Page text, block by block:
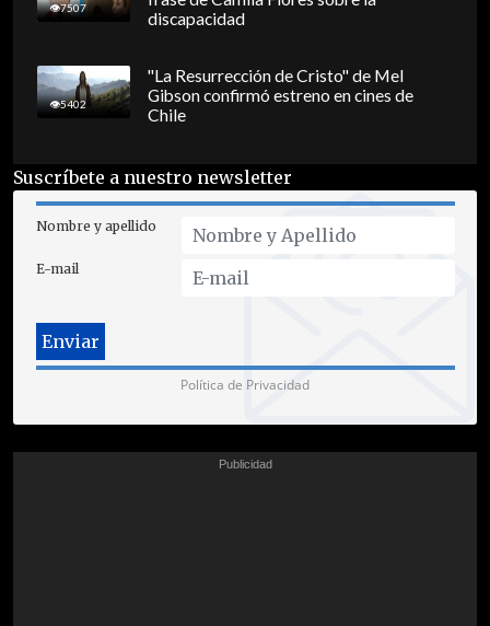
7507
discapacidad
5402
"La Resurrección de Cristo" de Mel
Gibson confirmó estreno en cines de
Chile
Suscríbete a nuestro newsletter
Nombre y apellido
E-mail
Política de Privacidad